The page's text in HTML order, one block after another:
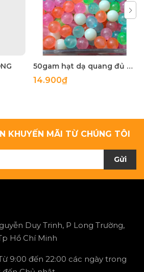
50gam hạt dạ quang đủ màu 6mm, 8mm, 10mm, 12mm, hạt nhựa tròn
14.900₫
KHUYẾN MÃI TỪ CHÚNG TÔI
Gửi
Duy Trinh, P Long Trường,
Hồ Chí Minh
9:00 đến 22:00 các ngày trong